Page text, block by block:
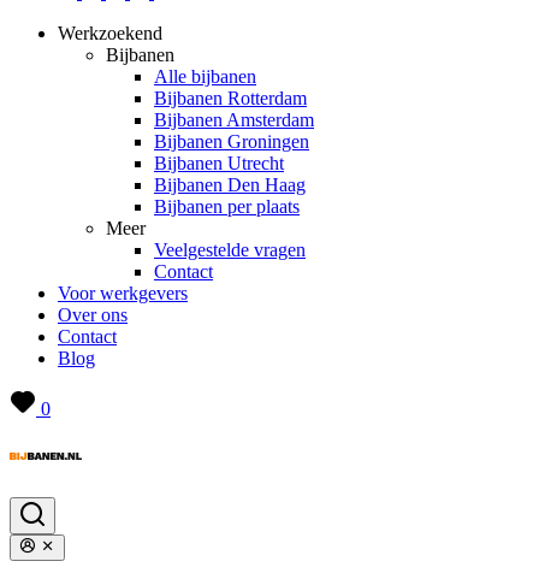
Werkzoekend
Bijbanen
Alle bijbanen
Bijbanen Rotterdam
Bijbanen Amsterdam
Bijbanen Groningen
Bijbanen Utrecht
Bijbanen Den Haag
Bijbanen per plaats
Meer
Veelgestelde vragen
Contact
Voor werkgevers
Over ons
Contact
Blog
0